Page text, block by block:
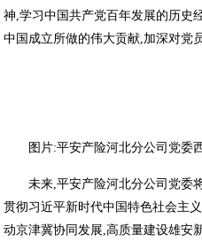
神,学习中国共产党百年发展的历史
中国成立所做的伟大贡献,加深对党
图片:平安产险河北分公司党委
未来,平安产险河北分公司党委将
贯彻习近平新时代中国特色社会主
动京津冀协同发展,高质量建设雄安